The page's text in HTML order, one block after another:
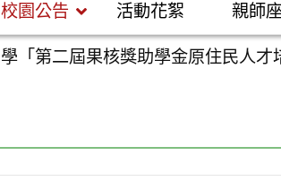
校園公告 活動花絮 親師
「第二屆果核獎助學金原住民人才